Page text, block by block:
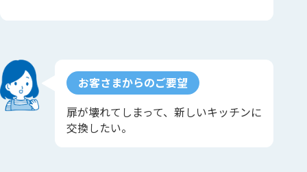
お客さまからのご要望
扉が壊れてしまって、新しいキッチンに
交換したい。